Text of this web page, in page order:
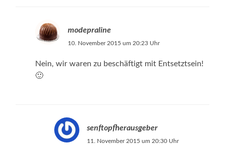
modepraline
10. November 2015 um 20:23 Uhr
Nein, wir waren zu beschäftigt mit Entsetztsein!
🙂
senftopfherausgeber
11. November 2015 um 20:30 Uhr